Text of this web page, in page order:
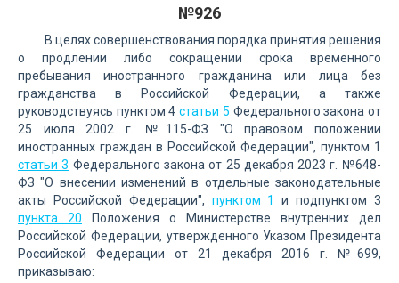
№926
В целях совершенствования порядка принятия решения
о продлении либо сокращении срока временного
пребывания иностранного гражданина или лица без
гражданства в Российской Федерации, а также
руководствуясь пунктом 4статьи 5 Федерального закона от
25 июля 2002 г. №115-ФЗ "О правовом положении
иностранных граждан в Российской Федерации", пунктом 1
статьи 3 Федерального закона от 25 декабря 2023 г. №648-
ФЗ "О внесении изменений в отдельные законодательные
акты Российской Федерации", пунктом 1
и подпунктом 3
пункта 20 Положения о Министерстве внутренних дел
Российской Федерации, утвержденного Указом Президента
Российской Федерации от 21 декабря 2016 г. №699,
приказываю: